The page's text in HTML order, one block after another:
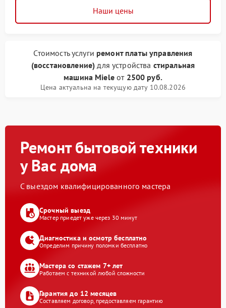
Наши цены
Стоимость услуги ремонт платы управления
(восстановление) для устройства стиральная
машина Mieleот 2500 руб.
Цена актуальна на текущую дату 10.08.2026
Ремонт бытовой техники
у Вас дома
С выездом квалифицированного мастера
Срочный выезд
Мастер приедет уже через 30 минут
Диагностика и осмотр бесплатно
Определим причину поломки бесплатно
Мастера со стажем 7+ лет
Работаем с техникой любой сложности
Гарантия до 12 месяцев
Составляем договор, предоставляем гарантию